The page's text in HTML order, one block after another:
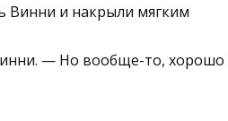
Винни и накрыли мягким
— Но вообще-то, хорошо